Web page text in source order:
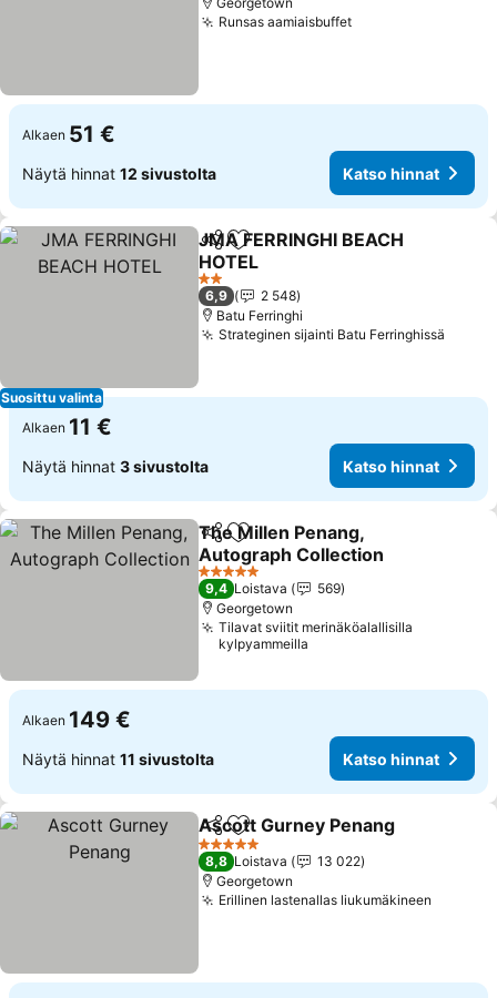
Runsas aamiaisbuffetKatso hinnat
Alkaen 51 €
Näytä hinnat 12 sivustolta Katso hinnat
Suosittu valinta
Jaa Lisää suosikkeihin
JMA FERRINGHI BEACH
HOTEL
Katso hinnat
2 Tähtiluokitus
6,9
2 548
Batu Ferringhi
Strateginen sijainti Batu Ferringhissä
Alkaen 11 €
Näytä hinnat 3 sivustolta Katso hinnat
Jaa Lisää suosikkeihin
The Millen Penang,
Autograph Collection
Katso hinnat
5 Tähtiluokitus
9,4 Loistava
569
Georgetown
Tilavat sviitit merinäköalallisilla
kylpyammeilla
Alkaen 149 €
Näytä hinnat 11 sivustolta Katso hinnat
Jaa Lisää suosikkeihin
Ascott Gurney Penang
5 Tähtiluokitus
8,8 Loistava
13 022
Georgetown
Erillinen lastenallas liukumäkineen